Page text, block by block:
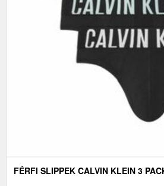
FÉRFI SLIPPEK CALVIN KLEIN 3